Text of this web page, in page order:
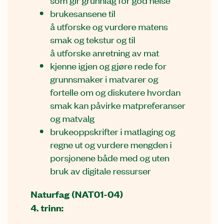
brukesansene til
å utforske og vurdere matens
smak og tekstur og til
å utforske anretning av mat
kjenne igjen og gjøre rede for
grunnsmaker i matvarer og
fortelle om og diskutere hvordan
smak kan påvirke matpreferanser
og matvalg
brukeoppskrifter i matlaging og
regne ut og vurdere mengden i
porsjonene både med og uten
bruk av digitale ressurser
Naturfag (NAT01-04)
4. trinn: